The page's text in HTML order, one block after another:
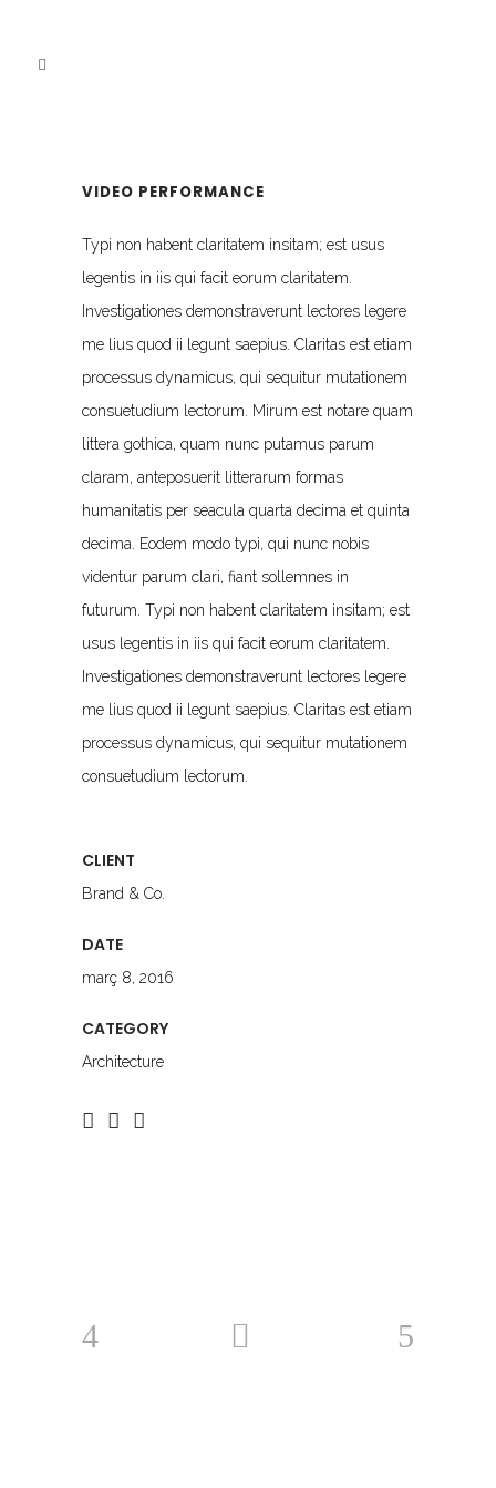
VIDEO PERFORMANCE
Typi non habent claritatem insitam; est usus
legentis in iis qui facit eorum claritatem.
Investigationes demonstraverunt lectores legere
me lius quod ii legunt saepius. Claritas est etiam
processus dynamicus, qui sequitur mutationem
consuetudium lectorum. Mirum est notare quam
littera gothica, quam nunc putamus parum
claram, anteposuerit litterarum formas
humanitatis per seacula quarta decima et quinta
decima. Eodem modo typi, qui nunc nobis
videntur parum clari, fiant sollemnes in
futurum. Typi non habent claritatem insitam; est
usus legentis in iis qui facit eorum claritatem.
Investigationes demonstraverunt lectores legere
me lius quod ii legunt saepius. Claritas est etiam
processus dynamicus, qui sequitur mutationem
consuetudium lectorum.
CLIENT
Brand & Co.
DATE
març 8, 2016
CATEGORY
Architecture